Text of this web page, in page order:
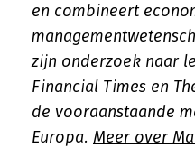
en combineert
zijn onderzoek naar
Financial Times en
de vooraanstaande
Europa. Meer over